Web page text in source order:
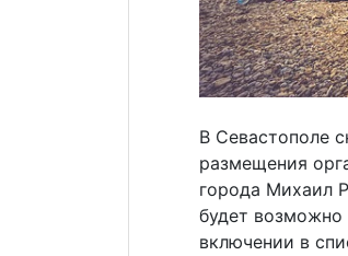
В Севастополе
размещения
города Михаил
будет возможно
включении в